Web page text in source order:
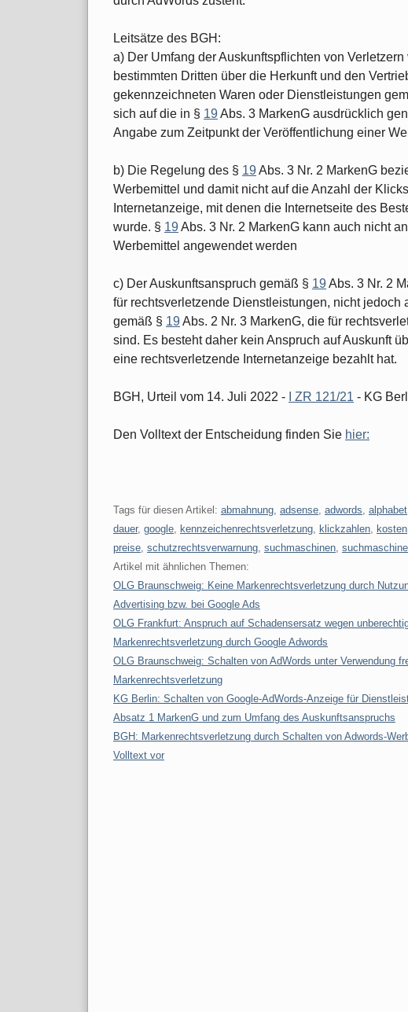
Leitsätze des BGH:
a) Der Umfang der Auskunftspflichten von
bestimmten Dritten über die Herkunft und den
gekennzeichneten Waren oder Dienstleistungen
sich auf die in § 19Abs. 3 MarkenG ausdrücklich
Angabe zum Zeitpunkt der Veröffentlichung einer
b) Die Regelung des § 19Abs. 3 Nr. 2 MarkenG
Werbemittel und damit nicht auf die Anzahl der
Internetanzeige, mit denen die Internetseite des
wurde. § 19Abs. 3 Nr. 2 MarkenG kann auch nicht
Werbemittel angewendet werden
c) Der Auskunftsanspruch gemäß § 19Abs. 3 Nr. 2
für rechtsverletzende Dienstleistungen, nicht jedoch
gemäß § 19Abs. 2 Nr. 3 MarkenG, die für
sind. Es besteht daher kein Anspruch auf Auskunft
eine rechtsverletzende Internetanzeige bezahlt hat.
BGH, Urteil vom 14. Juli 2022 - I ZR 121/21 - KG
Den Volltext der Entscheidung finden Sie hier:
Tags für diesen Artikel: abmahnung adsense adwords alphabet
dauer, google kennzeichenrechtsverletzung klickzahlen kosten
preise schutzrechtsverwarnung suchmaschinen
Artikel mit ähnlichen Themen:
OLG Braunschweig: Keine Markenrechtsverletzung durch
Advertising bzw. bei Google Ads
OLG Frankfurt: Anspruch auf Schadensersatz wegen
Markenrechtsverletzung durch Google Adwords
OLG Braunschweig: Schalten von AdWords unter Verwendung
Markenrechtsverletzung
KG Berlin: Schalten von Google-AdWords-Anzeige für
Absatz 1 MarkenG und zum Umfang des Auskunftsanspruchs
BGH: Markenrechtsverletzung durch Schalten von Adwords-
Volltext vor